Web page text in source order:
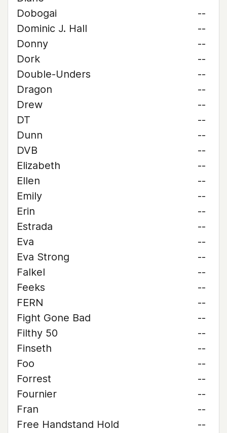
Dobogai
--
Dominic J. Hall
--
Donny
--
Dork
--
Double-Unders
--
Dragon
--
Drew
--
DT
--
Dunn
--
DVB
--
Elizabeth
--
Ellen
--
Emily
--
Erin
--
Estrada
--
Eva
--
Eva Strong
--
Falkel
--
Feeks
--
FERN
--
Fight Gone Bad
--
Filthy 50
--
Finseth
--
Foo
--
Forrest
--
Fournier
--
Fran
--
Free Handstand Hold
--